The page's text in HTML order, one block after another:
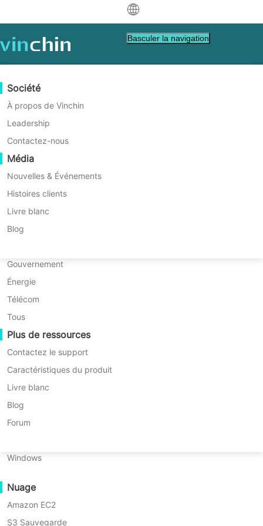
Télécharger Support
中文
Protection des données
Sauvegarde et Récupération
Réplication en temps réel
Protection Continue des Données
Copie Hors Site
Archivage
Orchestration des Tâches
Mobilité des charges de travail
Migration V2V
Migration P2P
Migration C2C
Migration C2V
Migration P2C
Récupérabilité
Vérification de récupération de VM
Vérification de récupération du système
Sécurité des données
Analyse Anti-programme malveillant
Virtuel
VMware
Hyper-V
Proxmox
XCP-ng
oVirt
H3C CAS/UIS
ZStack
Sangfor HCI
Huawei FusionCompute
Red Hat Virtualization
Oracle OLVM
XenServer/Citrix Hypervisor
KayGrid
InCloud Sphere
Arcfra
FusionOne Compute
NexaVM
Serveur physique
Windows
Nuage
Amazon EC2
S3 Sauvegarde
Ressources d'assistance
Base de connaissances
Vidéos Tutorielles
Centre d'aide
Événements en direct
Webinaires
Démo en direct
Histoires clients
Services informatiques
Gouvernement
Énergie
Télécom
Tous
Plus de ressources
Contactez le support
Caractéristiques du produit
Livre blanc
Blog
Forum
Guide d'achat
Apprenez comment acheter
Politique de licence
FAQs
Contact
Demander un devis
Devenir un partenaire
Programme Partenaire
Devenir un partenaire
Trouver un partenaire
Trouver un partenaire local
Déjà partenaire
Connexion au Portail Partenaire
Société
À propos de Vinchin
Leadership
Contactez-nous
Média
Nouvelles & Événements
Histoires clients
Livre blanc
Blog
Basculer la navigation
V9.0 Nouveautés
Vinchin Backup & Recovery
Vérification automatique de la récupération du
serveur et de la base de données
basculement instantané
instantané
Restauration multiplateforme pour tout
malveillants
Kubernetes
EN SAVOIR PLUS
Vinchin Backup & Recovery
V9.0